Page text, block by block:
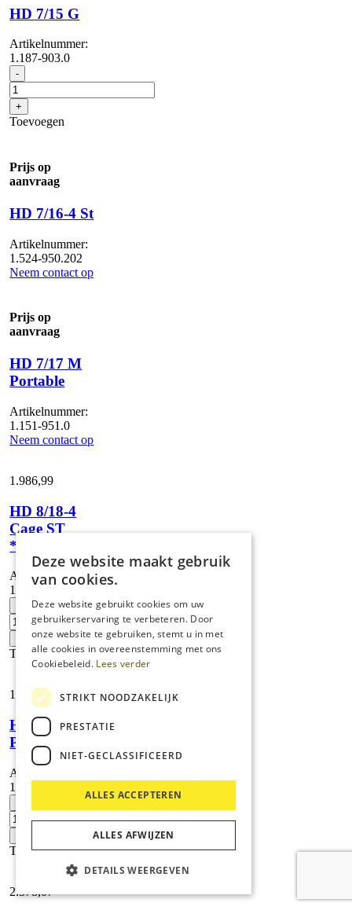
HD 7/15 G
Artikelnummer:
1.187-903.0
- HD
7/15
G
aantal
+
Toevoegen
Prijs op
aanvraag
HD 7/16-4 St
Artikelnummer:
1.524-950.202
Neem contact op
Prijs op
aanvraag
HD 7/17 M
Portable
Artikelnummer:
1.151-951.0
Neem contact op
1.986,99
HD 8/18-4
Cage ST
*EU
Artikelnummer:
1.524-981.0
HD
8/18-
Cage
ST
aantal
Toevoegen
1.974,25
HD 8/18-4 M
Plus
Artikelnummer:
1.524-972.0
8/18-
Toevoegen
2.378,07
Deze website maakt gebruik
van cookies.
Deze website gebruikt cookies om uw
gebruikerservaring te verbeteren. Door
onze website te gebruiken, stemt u in met
alle cookies in overeenstemming met ons
Cookiebeleid. Lees verder
STRIKT NOODZAKELIJK
PRESTATIE
NIET-GECLASSIFICEERD
ALLES ACCEPTEREN
ALLES AFWIJZEN
DETAILS WEERGEVEN